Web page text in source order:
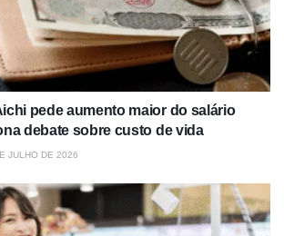
pede aumento maior do salário
debate sobre custo de vida
JULHO DE 2026